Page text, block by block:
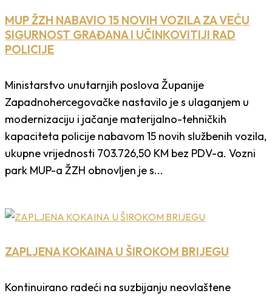
MUP ŽZH NABAVIO 15 NOVIH VOZILA ZA VEĆU
SIGURNOST GRAĐANA I UČINKOVITIJI RAD
POLICIJE
Ministarstvo unutarnjih poslova Županije
Zapadnohercegovačke nastavilo je s ulaganjem u
modernizaciju i jačanje materijalno-tehničkih
kapaciteta policije nabavom 15 novih službenih vozila,
ukupne vrijednosti 703.726,50 KM bez PDV-a. Vozni
park MUP-a ŽZH obnovljen je s...
ZAPLJENA KOKAINA U ŠIROKOM BRIJEGU
Kontinuirano radeći na suzbijanju neovlaštene